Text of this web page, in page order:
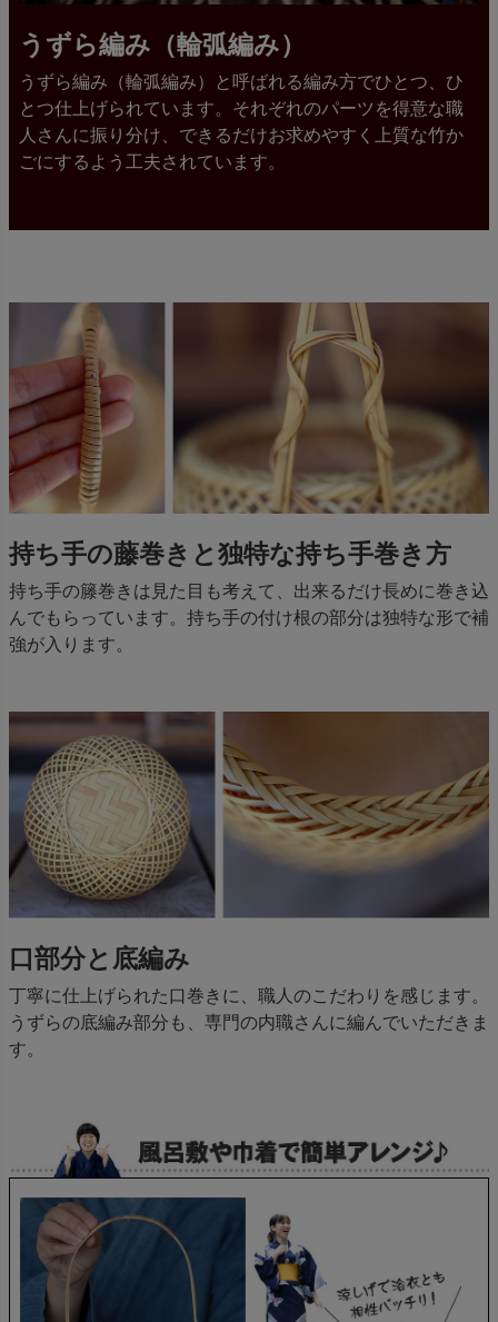
うずら編み（輪弧編み）
うずら編み（輪弧編み）と呼ばれる編み方でひとつ、ひ
とつ仕上げられています。それぞれのパーツを得意な職
人さんに振り分け、できるだけお求めやすく上質な竹か
ごにするよう工夫されています。
持ち手の藤巻きと独特な持ち手巻き方
持ち手の籐巻きは見た目も考えて、出来るだけ長めに巻き込
んでもらっています。持ち手の付け根の部分は独特な形で補
強が入ります。
口部分と底編み
丁寧に仕上げられた口巻きに、職人のこだわりを感じます。
うずらの底編み部分も、専門の内職さんに編んでいただきま
す。